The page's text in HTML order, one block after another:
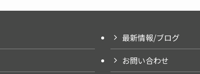
最新情報/ブログ
お問い合わせ